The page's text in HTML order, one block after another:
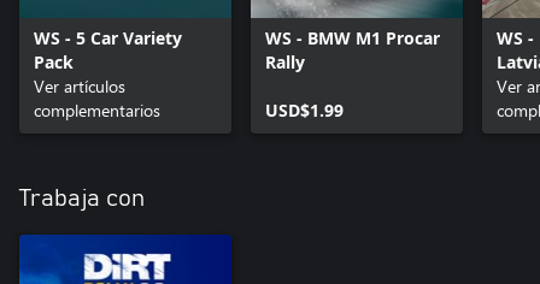
WS - 5 Car Variety
Pack
Ver artículos
complementarios
WS - BMW M1 Procar
Rally
USD$1.99
WS
Ver
Trabaja con